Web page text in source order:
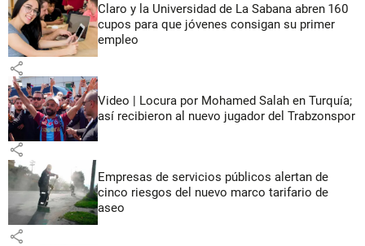
Claro y la Universidad de La Sabana abren 160
cupos para que jóvenes consigan su primer
empleo
share
Video | Locura por Mohamed Salah en Turquía;
así recibieron al nuevo jugador del Trabzonspor
share
Empresas de servicios públicos alertan de
cinco riesgos del nuevo marco tarifario de
aseo
share